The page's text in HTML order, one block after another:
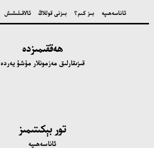
ئاناسەھىپە بىز كىم؟ بىزنى قوللاڭ ئالاقىلىشىش
ھەققىمىزدە
قىزىقارلىق مەزمونلار مۇشۇ يەردە
تور بېكىتىمىز
ئاناسەھىپە